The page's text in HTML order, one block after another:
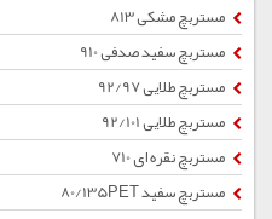
مستربچ مشکی 813
مستربچ سفید صدفی 910
مستربچ طلایی 92/97
مستربچ طلایی 92/101
مستربچ نقره ای 710
مستربچ سفید 80/135PET